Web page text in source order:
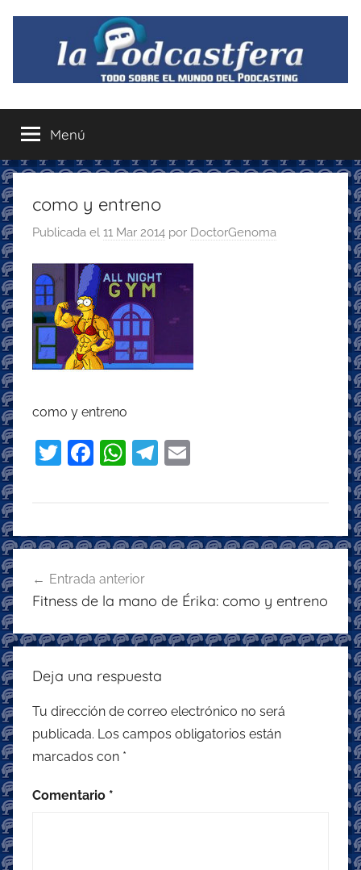
contenido
La
Podcastfera
el
mundo
del
recomendaciones
disfrutar
podcastfera
Menú
como y entreno
Publicada el 11 Mar 2014 por DoctorGenoma
como y entreno
T
er
F
e
b
o
o
k
W
s
A
p
p
T
gr
a
l
Navegación
de
entradas
Entrada anterior
Fitness de la mano de Érika: como y entreno
Deja una respuesta
Tu dirección de correo electrónico no será
publicada. Los campos obligatorios están
marcados con *
Comentario *